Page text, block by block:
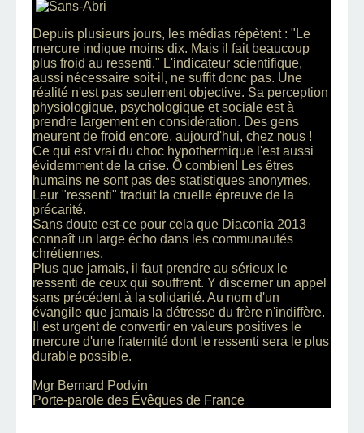
Depuis plusieurs jours, les médias répètent : "Le
mercure indique moins dix. Mais il fait beaucoup
plus froid au ressenti." L'indicateur scientifique,
aussi nécessaire soit-il, ne suffit donc pas. Une
réalité n'est pas seulement objective. Sa perception
physiologique, psychologique et sociale est à
prendre largement en considération. Des gens
meurent de froid encore, aujourd'hui, chez nous !
Ce qui est vrai du choc hypothermique l'est aussi
évidemment de la crise. Ô combien! Les êtres
humains ne sont pas des statistiques anonymes.
Leur "ressenti" traduit la cruelle épreuve de la
précarité.
Sans doute est-ce pour cela que Diaconia 2013
connaît un large écho dans les communautés
chrétiennes.
Plus que jamais, il faut prendre au sérieux le
ressenti de ceux qui souffrent. Y discerner un appel
sans précédent à la solidarité. Au nom d'un
évangile que jamais la détresse du frère n'indiffère.
Il est urgent de convertir en valeurs positives le
mercure d'une fraternité dont le ressenti sera le plus
durable possible.
Mgr Bernard Podvin
Porte-parole des Évêques de France